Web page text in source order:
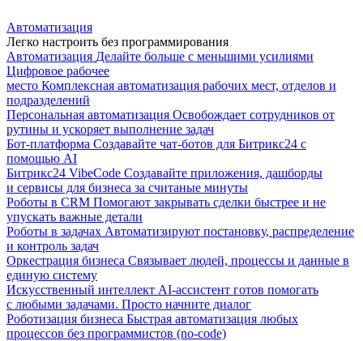
Автоматизация
Легко настроить без программирования
Автоматизация Делайте больше с меньшими усилиями
Цифровое рабочее
место Комплексная автоматизация рабочих мест, отделов и
подразделений
Персональная автоматизация Освобождает сотрудников от
рутины и ускоряет выполнение задач
Бот-платформа Создавайте чат-ботов для Битрикс24 с
помощью AI
Битрикс24 VibeCode Создавайте приложения, дашборды
и сервисы для бизнеса за считаные минуты
Роботы в CRM Помогают закрывать сделки быстрее и не
упускать важные детали
Роботы в задачах Автоматизируют постановку, распределение
и контроль задач
Оркестрация бизнеса Связывает людей, процессы и данные в
единую систему
Искусственный интеллект AI-ассистент готов помогать
с любыми задачами. Просто начните диалог
Роботизация бизнеса Быстрая автоматизация любых
процессов без программистов (no-code)